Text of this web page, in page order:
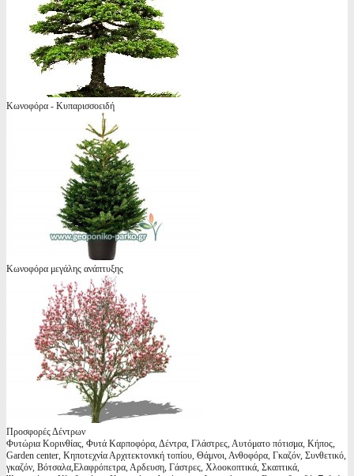
Κωνοφόρα - Κυπαρισσοειδή
Κωνοφόρα μεγάλης ανάπτυξης
Προσφορές Δέντρων
Φυτώρια Κορινθίας, Φυτά Καρποφόρα, Δέντρα, Γλάστρες, Αυτόματο πότισμα, Κήπος,
Garden center, Κηποτεχνία Αρχιτεκτονική τοπίου, Θάμνοι, Ανθοφόρα, Γκαζόν, Συνθετικό,
γκαζόν, Βότσαλα,Ελαφρόπετρα, Αρδευση, Γάστρες, Χλοοκοπτικά, Σκαπτικά,